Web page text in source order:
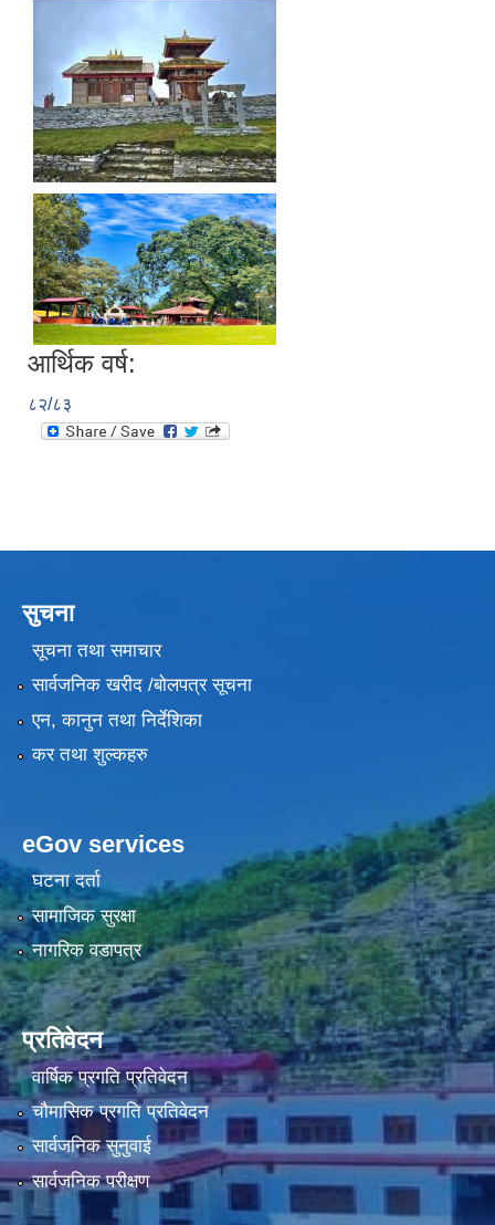
आर्थिक वर्ष:
८२/८३
सुचना
सूचना तथा समाचार
सार्वजनिक खरीद /बोलपत्र सूचना
एन, कानुन तथा निर्देशिका
कर तथा शुल्कहरु
eGov services
घटना दर्ता
सामाजिक सुरक्षा
नागरिक वडापत्र
प्रतिवेदन
वार्षिक प्रगति प्रतिवेदन
चौमासिक प्रगति प्रतिवेदन
सार्वजनिक सुनुवाई
सार्वजनिक परीक्षण